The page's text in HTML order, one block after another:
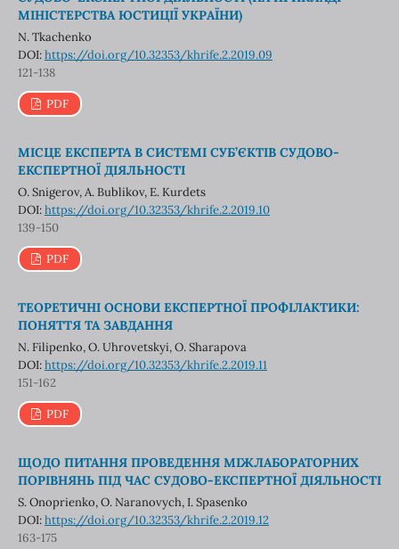
МІНІСТЕРСТВА ЮСТИЦІЇ УКРАЇНИ)
N. Tkachenko
DOI:https://doi.org/10.32353/khrife.2.2019.09
121-138
PDF
МІСЦЕ ЕКСПЕРТА В СИСТЕМІ СУБ’ЄКТІВ СУДОВО-
ЕКСПЕРТНОЇ ДІЯЛЬНОСТІ
O. Snigerov, A. Bublikov, E. Kurdets
DOI:https://doi.org/10.32353/khrife.2.2019.10
139-150
PDF
ТЕОРЕТИЧНІ ОСНОВИ ЕКСПЕРТНОЇ ПРОФІЛАКТИКИ:
ПОНЯТТЯ ТА ЗАВДАННЯ
N. Filipenko, O. Uhrovetskyi, O. Sharapova
DOI:https://doi.org/10.32353/khrife.2.2019.11
151-162
PDF
ЩОДО ПИТАННЯ ПРОВЕДЕННЯ МІЖЛАБОРАТОРНИХ
ПОРІВНЯНЬ ПІД ЧАС СУДОВО-ЕКСПЕРТНОЇ ДІЯЛЬНОСТІ
S. Onoprienko, O. Naranovych, I. Spasenko
DOI:https://doi.org/10.32353/khrife.2.2019.12
163-175